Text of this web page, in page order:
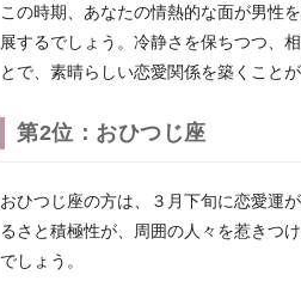
この時期、あなたの情熱的な面が男性
展するでしょう。冷静さを保ちつつ、
とで、素晴らしい恋愛関係を築くこと
第2位：おひつじ座
おひつじ座の方は、３月下旬に恋愛運
るさと積極性が、周囲の人々を惹きつ
でしょう。